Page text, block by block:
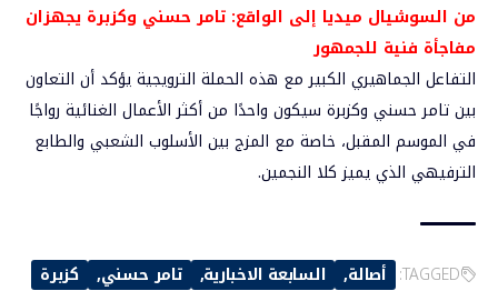
من السوشيال ميديا إلى الواقع: تامر حسني وكزبرة يجهزان
مفاجأة فنية للجمهور
التفاعل الجماهيري الكبير مع هذه الحملة الترويجية يؤكد أن التعاون
بين تامر حسني وكزبرة سيكون واحدًا من أكثر الأعمال الغنائية رواجًا
في الموسم المقبل، خاصة مع المزج بين الأسلوب الشعبي والطابع
الترفيهي الذي يميز كلا النجمين.
TAGGED: أصالة السابعة الاخبارية تامر حسني كزبرة